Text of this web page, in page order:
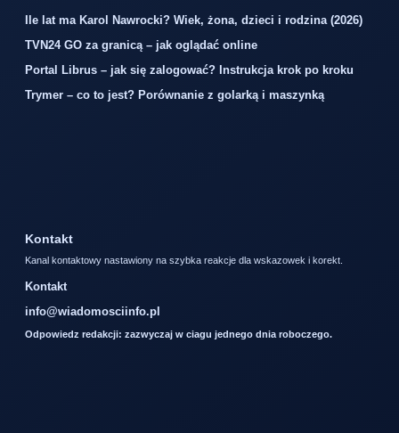
Ile lat ma Karol Nawrocki? Wiek, żona, dzieci i rodzina (2026)
TVN24 GO za granicą – jak oglądać online
Portal Librus – jak się zalogować? Instrukcja krok po kroku
Trymer – co to jest? Porównanie z golarką i maszynką
Kontakt
Kanal kontaktowy nastawiony na szybka reakcje dla wskazowek i korekt.
Kontakt
info@wiadomosciinfo.pl
Odpowiedz redakcji: zazwyczaj w ciagu jednego dnia roboczego.